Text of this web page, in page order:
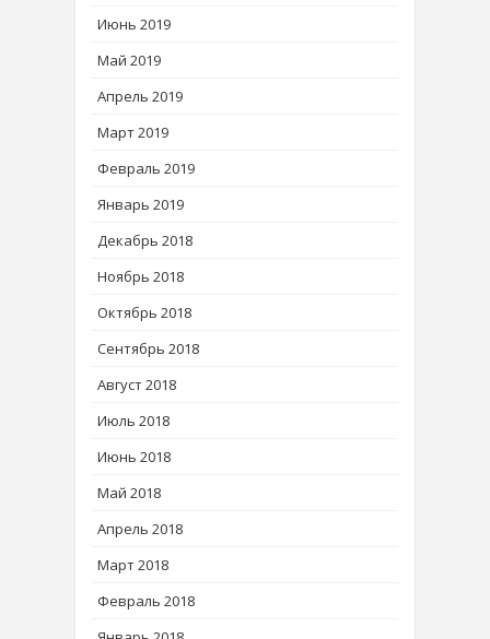
Июнь 2019
Май 2019
Апрель 2019
Март 2019
Февраль 2019
Январь 2019
Декабрь 2018
Ноябрь 2018
Октябрь 2018
Сентябрь 2018
Август 2018
Июль 2018
Июнь 2018
Май 2018
Апрель 2018
Март 2018
Февраль 2018